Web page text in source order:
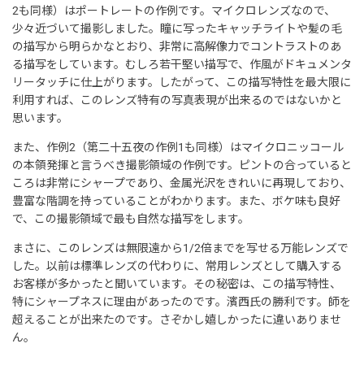
2も同様）はポートレートの作例です。マイクロレンズなので、
少々近づいて撮影しました。瞳に写ったキャッチライトや髪の毛
の描写から明らかなとおり、非常に高解像力でコントラストのあ
る描写をしています。むしろ若干堅い描写で、作風がドキュメンタ
リータッチに仕上がります。したがって、この描写特性を最大限に
利用すれば、このレンズ特有の写真表現が出来るのではないかと
思います。
また、作例2（第二十五夜の作例1も同様）はマイクロニッコール
の本領発揮と言うべき撮影領域の作例です。ピントの合っていると
ころは非常にシャープであり、金属光沢をきれいに再現しており、
豊富な階調を持っていることがわかります。また、ボケ味も良好
で、この撮影領域で最も自然な描写をします。
まさに、このレンズは無限遠から1/2倍までを写せる万能レンズで
した。以前は標準レンズの代わりに、常用レンズとして購入する
お客様が多かったと聞いています。その秘密は、この描写特性、
特にシャープネスに理由があったのです。濱西氏の勝利です。師を
超えることが出来たのです。さぞかし嬉しかったに違いありませ
ん。